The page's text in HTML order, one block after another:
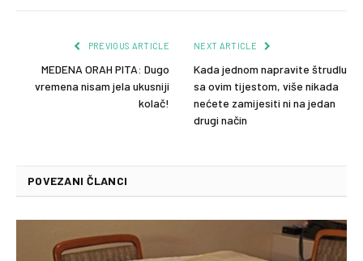
PREVIOUS ARTICLE
MEDENA ORAH PITA: Dugo
vremena nisam jela ukusniji
kolač!
NEXT ARTICLE
Kada jednom napravite štrudlu
sa ovim tijestom, više nikada
nećete zamijesiti ni na jedan
drugi način
POVEZANI ČLANCI